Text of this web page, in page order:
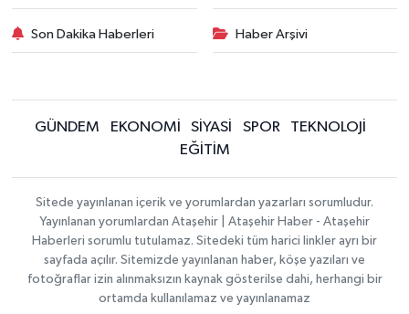
Son Dakika Haberleri Haber Arşivi
GÜNDEM EKONOMİ SİYASİ SPOR
TEKNOLOJİ
EĞİTİM
Sitede yayınlanan içerik ve yorumlardan yazarları sorumludur.
Yayınlanan yorumlardan Ataşehir | Ataşehir Haber - Ataşehir
Haberleri sorumlu tutulamaz. Sitedeki tüm harici linkler ayrı bir
sayfada açılır. Sitemizde yayınlanan haber, köşe yazıları ve
fotoğraflar izin alınmaksızın kaynak gösterilse dahi, herhangi bir
ortamda kullanılamaz ve yayınlanamaz